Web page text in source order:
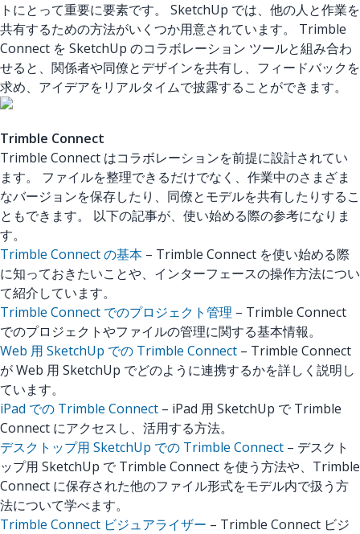
トにとって重要に要素です。 SketchUp では、他の人と作業を
共有するための方法がいくつか用意されています。 Trimble
Connect を SketchUp のコラボレーション ツールと組み合わ
せると、関係者や同僚とデザインを共有し、フィードバックを
求め、アイデアをリアルタイムで披露することができます。
Trimble Connect
Trimble Connect はコラボレーションを前提に設計されてい
ます。 ファイルを整理できるだけでなく、作業中のさまざま
なバージョンを保存したり、同僚とモデルを共有したりするこ
ともできます。 以下の記事が、使い始める際の参考になりま
す。
Trimble Connect の基本 – Trimble Connect を使い始める際
に知っておきたいことや、インターフェースの操作方法につい
て紹介しています。
Trimble Connect でのプロジェクト管理 – Trimble Connect
でのプロジェクトやファイルの管理に関する基本情報。
Web 用 SketchUp での Trimble Connect – Trimble Connect
が Web 用 SketchUp でどのように連携するかを詳しく説明し
ています。
iPad での Trimble Connect – iPad 用 SketchUp で Trimble
Connect にアクセスし、活用する方法。
デスクトップ用 SketchUp での Trimble Connect – デスクト
ップ用 SketchUp で Trimble Connect を使う方法や、Trimble
Connect に保存された他のファイル形式をモデル内で扱う方
法について学べます。
Trimble Connect ビジュアライザー – Trimble Connect ビジ